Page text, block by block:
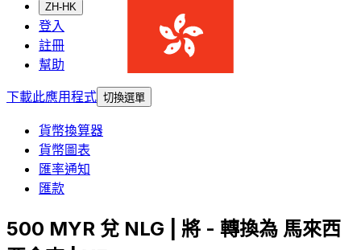
ZH-HK
登入
註冊
幫助
下載此應用程式 切換選單
貨幣換算器
貨幣圖表
匯率通知
匯款
500 MYR 兌 NLG | 將 - 轉換為 馬來西